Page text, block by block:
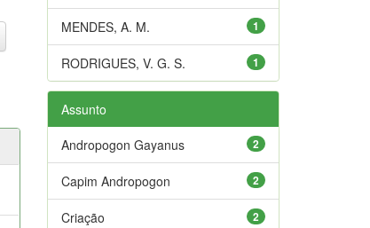
1
MENDES, A. M.
1
RODRIGUES, V. G. S.
Assunto
2
Andropogon Gayanus
2
Capim Andropogon
2
Criação